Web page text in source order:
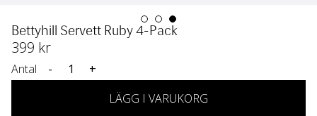
Bettyhill Servett Ruby 4-Pack
399 kr
Antal -
+
LÄGG I VARUKORG